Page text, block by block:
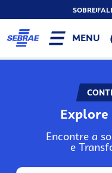
SOBRE
MENU
Explore
Encontre a
e